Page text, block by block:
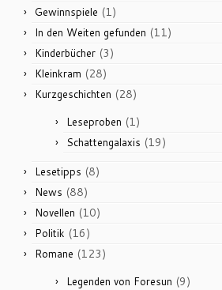
Gewinnspiele (1)
In den Weiten gefunden (11)
Kinderbücher (3)
Kleinkram (28)
Kurzgeschichten (28)
Leseproben (1)
Schattengalaxis (19)
Lesetipps (8)
News (88)
Novellen (10)
Politik (16)
Romane (123)
Legenden von Foresun (9)